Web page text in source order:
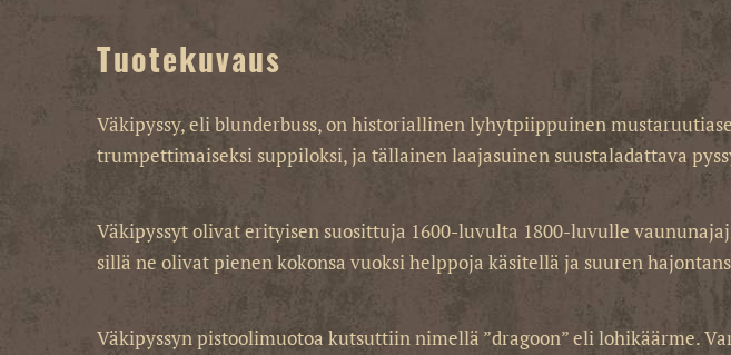
Tuotekuvaus
Väkipyssy, eli blunderbuss, on historiallinen lyhytpiippuinen
trumpettimaiseksi suppiloksi, ja tällainen laajasuinen suustaladattava
Väkipyssyt olivat erityisen suosittuja 1600-luvulta 1800-luvulle
sillä ne olivat pienen kokonsa vuoksi helppoja käsitellä ja suuren
Väkipyssyn pistoolimuotoa kutsuttiin nimellä ”dragoon” eli lohikäärme.